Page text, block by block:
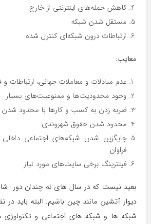
کاهش حمله‌های اینترنتی از خارج
مستقل شدن شبکه
ارتباطات درون شبکه‌ای کنترل شده
معایب:
عدم مبادلات و معاملات جهانی، ارتباطات و
وجود محدودیت‌ها و ممنوعیت‌های بسیار
ضربه زدن به کسب و کارها با محدود شدن
محدود شدن حقوق شهروندی
جایگزین شدن شبکه‌های اجتماعی
فراوان
فیلترینگ برخی سایت‌های مورد نیاز
بعید نیست که در سال های نه چندان دور
دیوار آتشین مانند چین باشیم. البته باید
شبکه ها و شبکه های اجتماعی و